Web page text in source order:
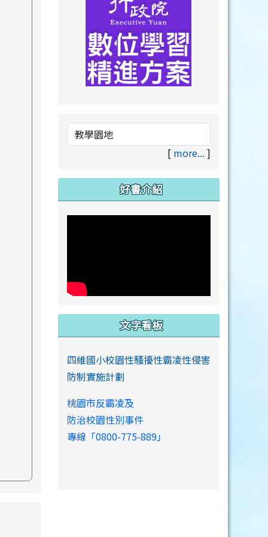
[ more... ]
好書介紹
文字看板
四維國小校園性騷擾性霸凌性侵害
防制實施計劃
桃園市反霸凌及
防治校園性別事件
專線「0800-775-889」